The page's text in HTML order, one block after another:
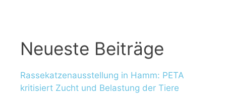
Neueste Beiträge
Rassekatzenausstellung in Hamm: PETA
kritisiert Zucht und Belastung der Tiere